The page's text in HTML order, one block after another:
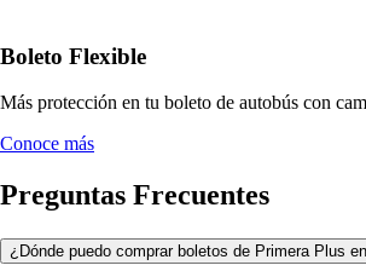
Boleto Flexible
Más protección en tu boleto de autobús con
Conoce más
Preguntas Frecuentes
¿Dónde puedo comprar boletos de Primera Plus